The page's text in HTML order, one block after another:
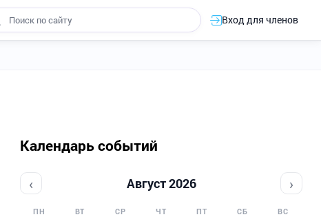
Вход для членов
Календарь событий
‹ Август 2026 ›
ПН ВТ СР ЧТ ПТ СБ ВС